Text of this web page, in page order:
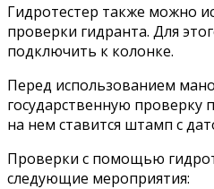
Гидротестер также можно
проверки гидранта. Для
подключить к колонке.
Перед использованием
государственную проверку
на нем ставится штамп с
Проверки с помощью
следующие мероприятия: